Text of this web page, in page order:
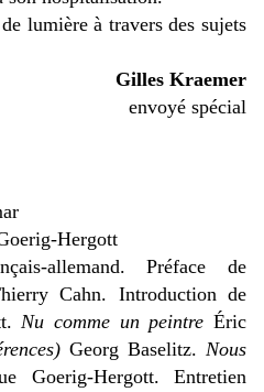
lumière à travers des sujets
Gilles Kraemer
envoyé spécial
Hergott
allemand. Préface de
Cahn. Introduction de
Nu comme un peintre Éric
Georg Baselitz. Nous
Goerig-Hergott. Entretien